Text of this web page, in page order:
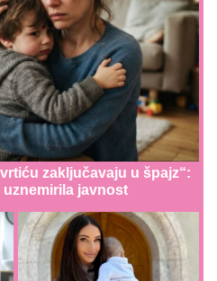
zaključavaju u špajz“:
uznemirila javnost